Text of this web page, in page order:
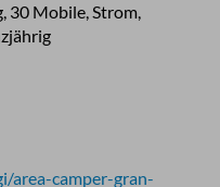
30 Mobile, Strom,
area-camper-gran-